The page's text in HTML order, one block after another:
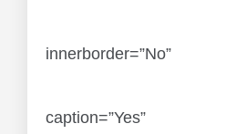
innerborder=”No”
caption=”Yes”